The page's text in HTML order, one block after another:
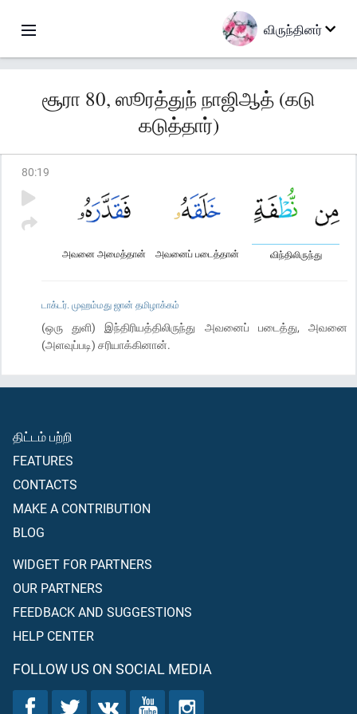
விருந்தினர்
சூரா 80, ஸூரத்துந் நாஜிஆத் (கடு
கடுத்தார்)
80:19
விந்திலிருந்து
அவனைப் படைத்தான்
அவனை அமைத்தான்
டாக்டர். முஹம்மது ஜான் தமிழாக்கம்
(ஒரு துளி) இந்திரியத்திலிருந்து அவனைப் படைத்து, அவனை
(அளவுப்படி) சரியாக்கினான்.
திட்டம் பற்றி
FEATURES
CONTACTS
MAKE A CONTRIBUTION
BLOG
WIDGET FOR PARTNERS
OUR PARTNERS
FEEDBACK AND SUGGESTIONS
HELP CENTER
FOLLOW US ON SOCIAL MEDIA